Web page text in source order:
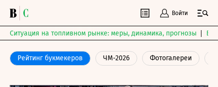
Войти
Ситуация на топливном рынке: меры, динамика, прогнозы
Рейтинг букмекеров ЧМ-2026 Фотогалереи